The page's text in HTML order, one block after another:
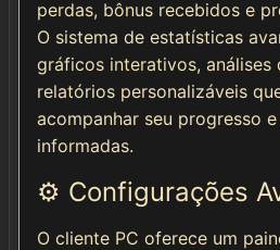
perdas, bônus recebidos e
O sistema de estatísticas
gráficos interativos, análises
relatórios personalizáveis
acompanhar seu progresso
informadas.
⚙️ Configurações
O cliente PC oferece um